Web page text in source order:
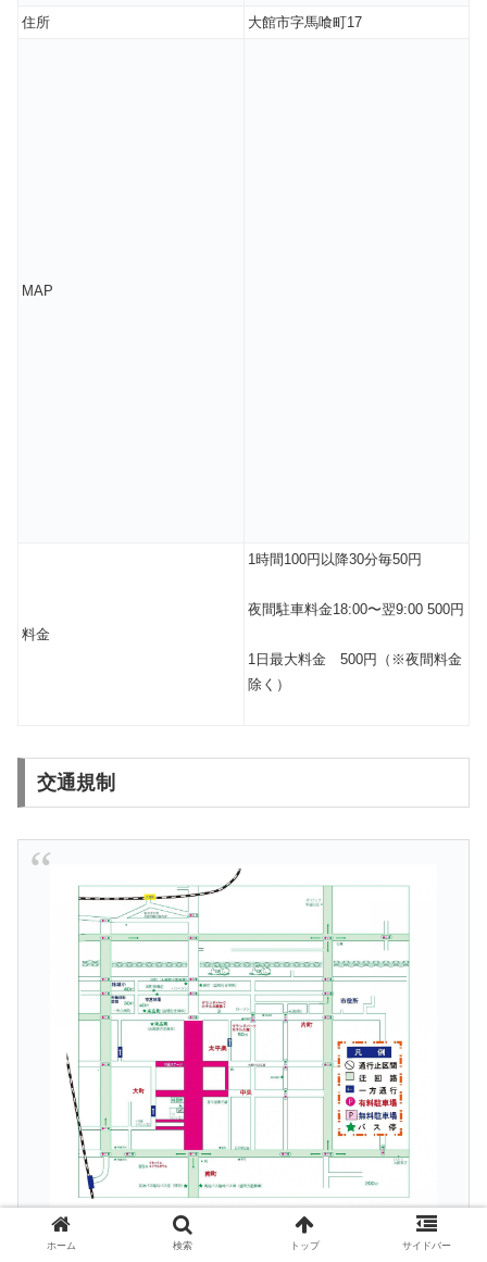
住所 大館市字馬喰町17
MAP
料金
1時間100円以降30分毎50円
夜間駐車料金18:00〜翌9:00 500円
1日最大料金 500円（※夜間料金
除く）
交通規制
ホーム 検索 トップ サイドバー